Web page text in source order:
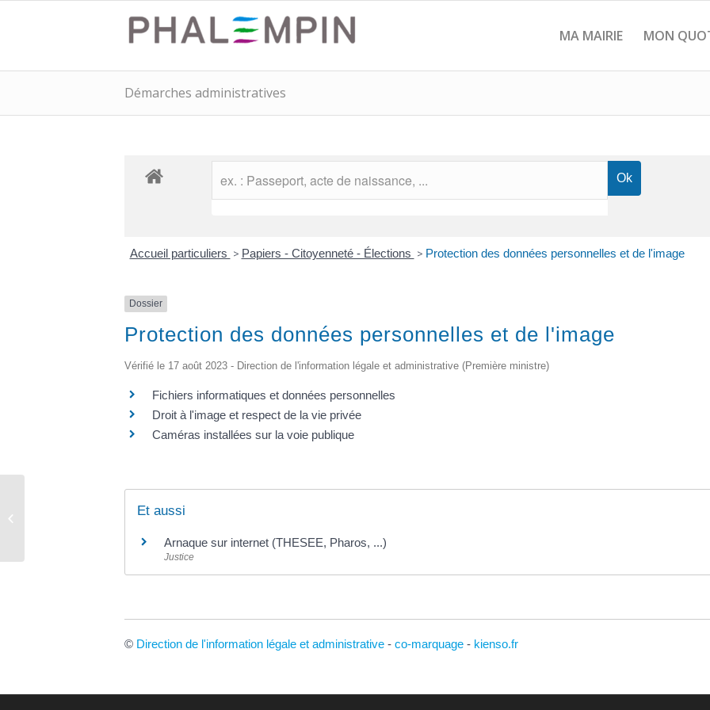
MA MAIRIE MON
Démarches administratives
Accueil particuliers > Papiers - Citoyenneté - Élections > Protection des données personnelles et de l'image
Dossier
Protection des données personnelles et de l'image
Vérifié le 17 août 2023 - Direction de l'information légale et administrative (Première ministre)
Fichiers informatiques et données personnelles
Droit à l'image et respect de la vie privée
Caméras installées sur la voie publique
Et aussi
Arnaque sur internet (THESEE, Pharos, ...)
Justice
© Direction de l'information légale et administrative - co-marquage - kienso.fr
Acte de naissance – mariage –